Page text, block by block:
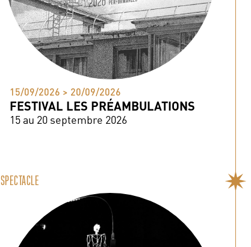
15/09/2026 > 20/09/2026
FESTIVAL LES PRÉAMBULATIONS
15 au 20 septembre 2026
SPECTACLE